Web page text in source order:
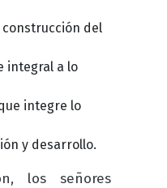
del
integral a lo
integre lo
y desarrollo.
los señores